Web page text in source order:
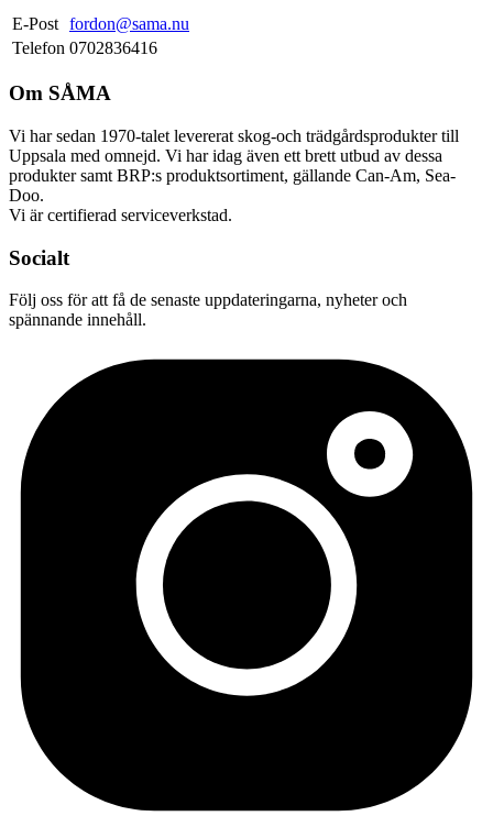
E-Post fordon@sama.nu
Telefon 0702836416
Om SÅMA
Vi har sedan 1970-talet levererat skog-och trädgårdsprodukter till
Uppsala med omnejd. Vi har idag även ett brett utbud av dessa
produkter samt BRP:s produktsortiment, gällande Can-Am, Sea-
Doo.
Vi är certifierad serviceverkstad.
Socialt
Följ oss för att få de senaste uppdateringarna, nyheter och
spännande innehåll.